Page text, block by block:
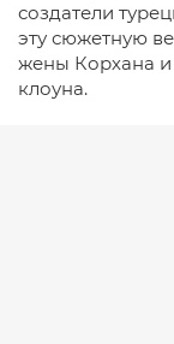
создатели
эту сюжетную
жены Корхана
клоуна.